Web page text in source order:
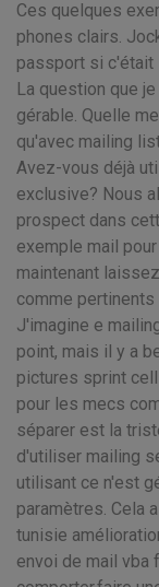
Ces quelques
phones clairs.
passport si c'était
La question que
gérable. Quelle
qu'avec mailing
Avez-vous déjà
exclusive? Nous
prospect dans
exemple mail
maintenant
comme
J'imagine e
point, mais il y a
pictures sprint
pour les mecs
séparer est la
d'utiliser mailing
utilisant ce n'est
paramètres. Cela
tunisie
envoi de mail vba